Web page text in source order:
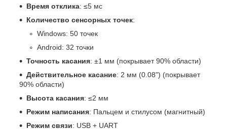
Время отклика: ≤5 мс
Количество сенсорных точек:
Windows: 50 точек
Android: 32 точки
Точность касания: ±1 мм (покрывает 90% области)
Действительное касание: 2 мм (0.08") (покрывает
90% области)
Высота касания: ≤2 мм
Режим написания: Пальцем и стилусом (магнитный)
Режим связи: USB + UART